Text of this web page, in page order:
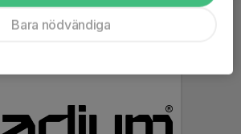
Bara nödvändiga